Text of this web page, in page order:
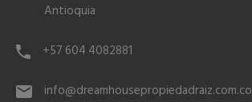
Antioquia
+57 604 4082881
info@dreamhousepropiedadraiz.com.co